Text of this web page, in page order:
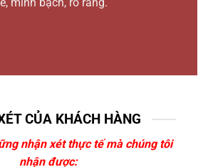
CỦA KHÁCH HÀNG
nhận xét thực tế mà chúng tôi
nhận được: